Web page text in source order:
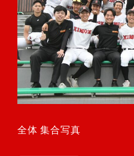
全体 集合写真